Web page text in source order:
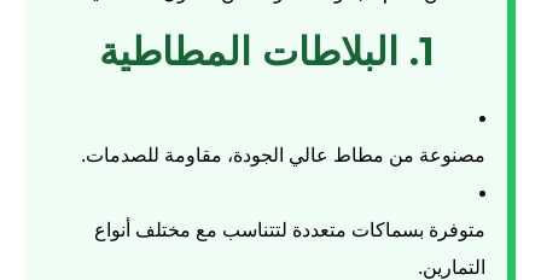
1. البلاطات المطاطية
مصنوعة من مطاط عالي الجودة، مقاومة للصدمات.
متوفرة بسماكات متعددة لتتناسب مع مختلف أنواع
التمارين.